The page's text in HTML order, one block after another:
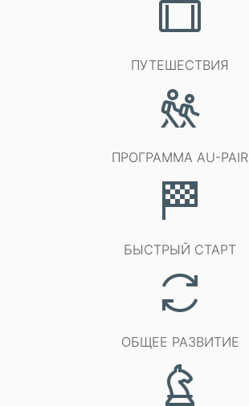
ПУТЕШЕСТВИЯ
ПРОГРАММА AU-PAIR
БЫСТРЫЙ СТАРТ
ОБЩЕЕ РАЗВИТИЕ